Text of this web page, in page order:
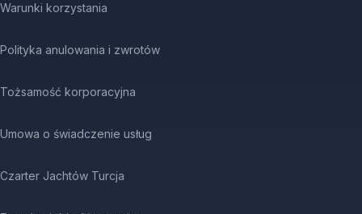
Warunki korzystania
Polityka anulowania i zwrotów
Tożsamość korporacyjna
Umowa o świadczenie usług
Czarter Jachtów Turcja